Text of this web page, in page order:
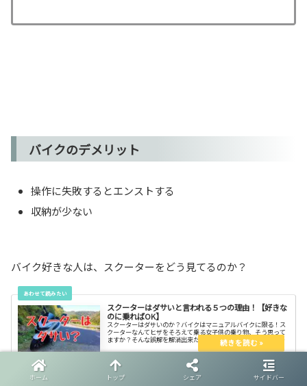
バイクのデメリット
操作に失敗するとエンストする
収納が少ない
バイク好きな人は、スクーターをどう見てるのか？
スクーターはダサいと言われる５つの理由！【好きな
のに乗ればOK】
スクーターはダサいのか？バイクはマニュアルバイクに限る！ス
クーターなんてヒザをそろえて乗る女子供の乗り物、そう思って
ますか？そんな誤解を解消出来たら幸いです。同じバイクという
レアな趣味をもったもの同士、仲良くやっていきませんか？とい
う提案です
ホーム トップ シェア サイドバー